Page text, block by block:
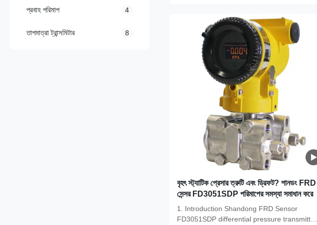
প্রবাহ পরিমাপ 4
তাপমাত্রা ট্রান্সমিটার 8
বৃহৎ স্ট্যাটিক প্রেসার ত্রুটি এবং ড্রিফট? শানডং FRD
সেন্সর FD3051SDP পরিমাপের সমস্যা সমাধান করে
1. Introduction Shandong FRD Sensor
FD3051SDP differential pressure transmitter